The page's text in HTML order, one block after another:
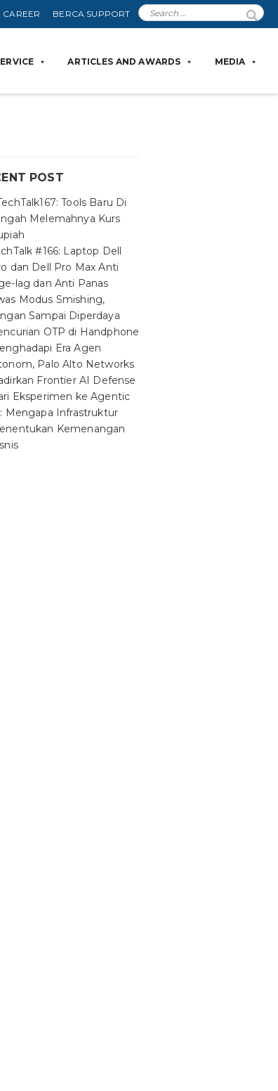
CAREER BERCA SUPPORT
ARTICLES AND AWARDS MEDIA
POST
Tools Baru Di
Melemahnya Kurs
#166: Laptop Dell
dan Dell Pro Max Anti
lag dan Anti Panas
Modus Smishing,
Sampai Diperdaya
OTP di Handphone
Era Agen
Palo Alto Networks
Frontier AI Defense
Eksperimen ke Agentic
Mengapa Infrastruktur
Kemenangan